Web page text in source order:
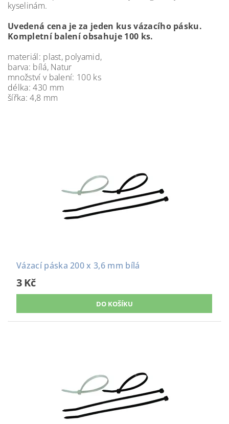
kyselinám.
Uvedená cena je za jeden kus vázacího pásku.
Kompletní balení obsahuje 100 ks.
materiál: plast, polyamid,
barva: bílá, Natur
množství v balení: 100 ks
délka: 430 mm
šířka: 4,8 mm
Vázací páska 200 x 3,6 mm bílá
3 Kč